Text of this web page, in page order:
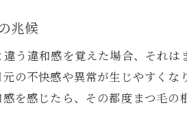
まつ毛ダニが見える
まつ毛ダニ観察に必
兆候
う違和感を覚えた場合、それ
の不快感や異常が生じやすく
を感じたら、その都度まつ毛の